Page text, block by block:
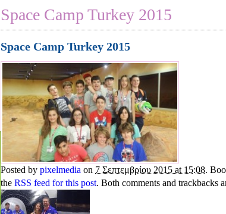
Space Camp Turkey 2015
Space Camp Turkey 2015
Posted by pixelmedia on 7 Σεπτεμβρίου 2015 at 15:08.
the RSS feed for this post. Both comments and trackbacks